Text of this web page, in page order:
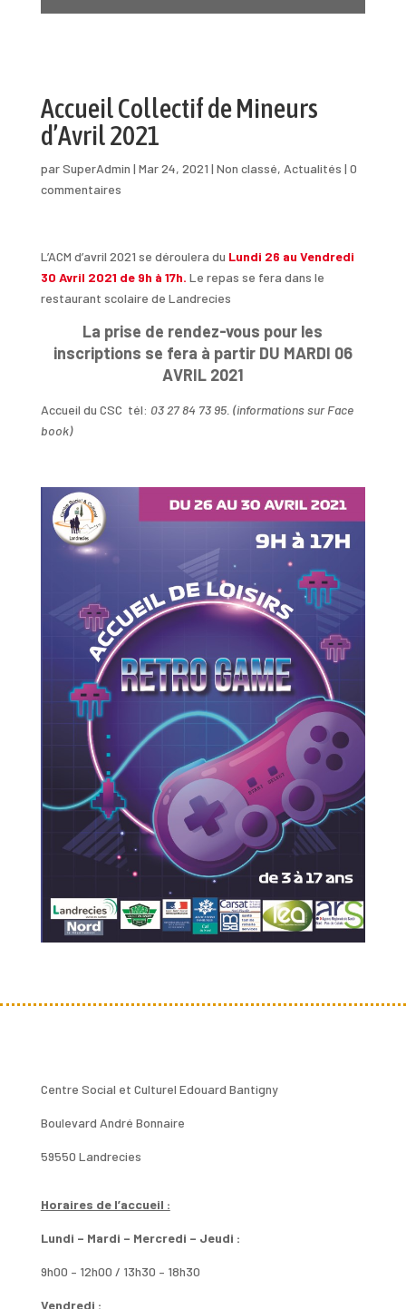
Accueil Collectif de Mineurs
d’Avril 2021
parSuperAdmin | Mar 24, 2021 | Non classé, Actualités | 0
commentaires
L’ACM d’avril 2021 se déroulera du Lundi 26 au Vendredi
30 Avril 2021 de 9h à 17h. Le repas se fera dans le
restaurant scolaire de Landrecies
La prise de rendez-vous pour les
inscriptions se fera à partir DU MARDI 06
AVRIL 2021
Accueil du CSC tél: 03 27 84 73 95. (informations sur Face
book)
Centre Social et Culturel Edouard Bantigny
Boulevard André Bonnaire
59550 Landrecies
Horaires de l’accueil :
Lundi – Mardi – Mercredi – Jeudi :
9h00 – 12h00 / 13h30 – 18h30
Vendredi :